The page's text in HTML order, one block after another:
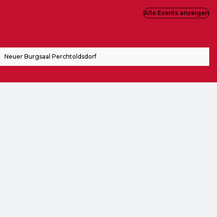
Neuer Burgsaal Perchtoldsdorf
Alle Events anzeigen